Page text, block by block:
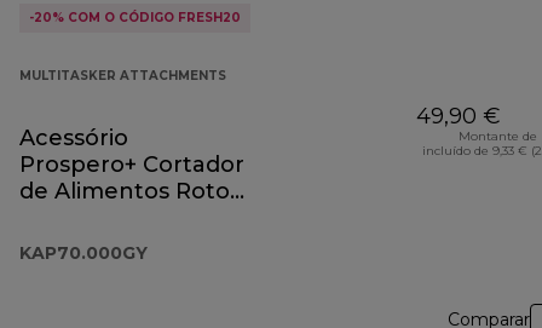
-20% COM O CÓDIGO FRESH20
MULTITASKER ATTACHMENTS
Acessório
Prospero+ Cortador
de Alimentos Roto
KAP70.000GY
49,90 €
Montante de
incluído de 9,33 €
Comparar